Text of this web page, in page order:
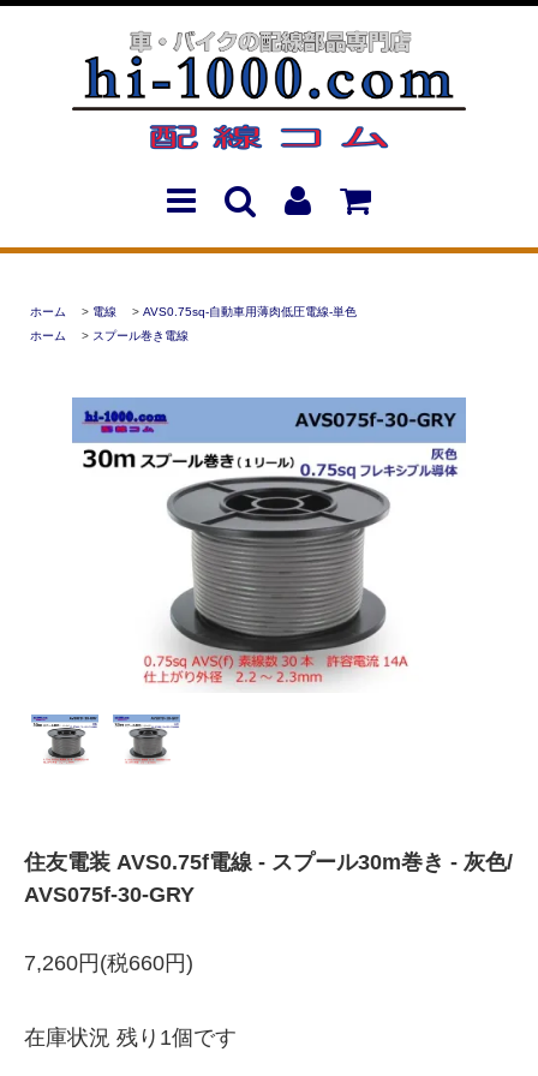
ホーム > 電線 > AVS0.75sq-自動車用薄肉低圧電線-単色
ホーム
> スプール巻き電線
住友電装 AVS0.75f電線 - スプール30m巻き - 灰色/
AVS075f-30-GRY
7,260円(税660円)
在庫状況 残り1個です